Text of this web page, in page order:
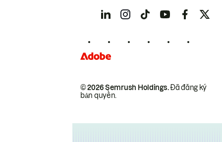
© 2026 Semrush Holdings.Đã đăng ký
bản quyền.